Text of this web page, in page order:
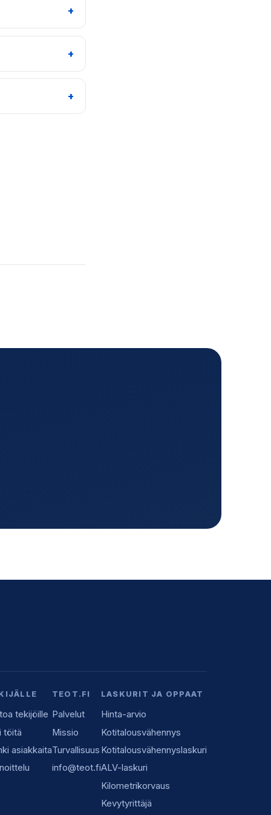
tekijöille
töitä
asiakkaita
TEOT.FI
Palvelut
Missio
Turvallisuus
info@teot.fi
LASKURIT JA OPPAAT
Hinta-arvio
Kotitalousvähennys
Kotitalousvähennyslaskuri
ALV-laskuri
Kilometrikorvaus
Kevytyrittäjä